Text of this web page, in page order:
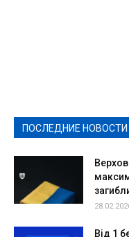
ПОСЛЕДНИЕ НОВОСТИ
Від 1